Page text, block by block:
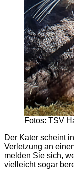
Fotos: TSV
Der Kater scheint
Verletzung an
melden Sie sich,
vielleicht sogar